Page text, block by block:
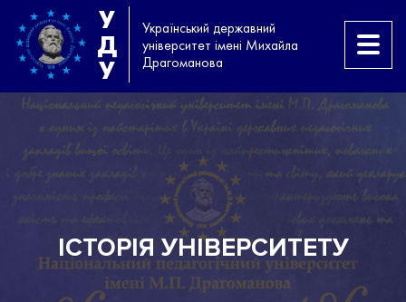
У
Д
У
Український державний
університет імені Михайла
Драгоманова
ІСТОРІЯ УНІВЕРСИТЕТУ